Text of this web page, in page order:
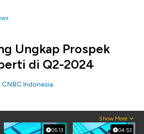
Ungkap Prospek
di Q2-2024
CNBC Indonesia
Show More
05:13 04:53